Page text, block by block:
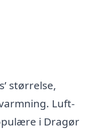
størrelse,
Luft-
i Dragør